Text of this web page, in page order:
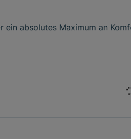
absolutes Maximum an